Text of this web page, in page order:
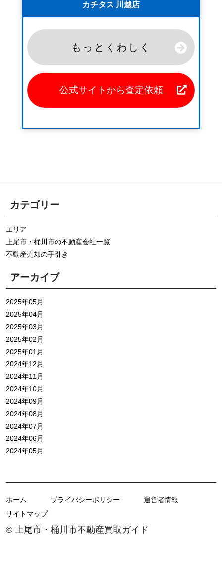
カチタス 川越店
もっとくわしく
公式サイトから査定依頼
カテゴリー
エリア
上尾市・桶川市の不動産会社一覧
不動産売却の手引き
アーカイブ
2025年05月
2025年04月
2025年03月
2025年02月
2025年01月
2024年12月
2024年11月
2024年10月
2024年09月
2024年08月
2024年07月
2024年06月
2024年05月
ホーム プライバシーポリシー
運営者情報
サイトマップ
© 上尾市・桶川市不動産買取ガイド